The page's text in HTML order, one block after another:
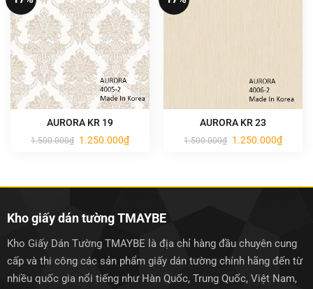
AURORA KR 19
1.500.000₫ Giá
gốc
1.250.000₫Giá
hiện
AURORA KR 23
1.500.000₫ Giá
gốc
1.250.000₫Giá
hiện
Kho giấy dán tường TMAYBE
Kho Giấy Dán Tường TMAYBE là địa chỉ hàng đầu chuyên cung
cấp và thi công các sản phẩm giấy dán tường chính hãng đến từ
nhiều quốc gia nổi tiếng như Hàn Quốc, Trung Quốc, Việt Nam,